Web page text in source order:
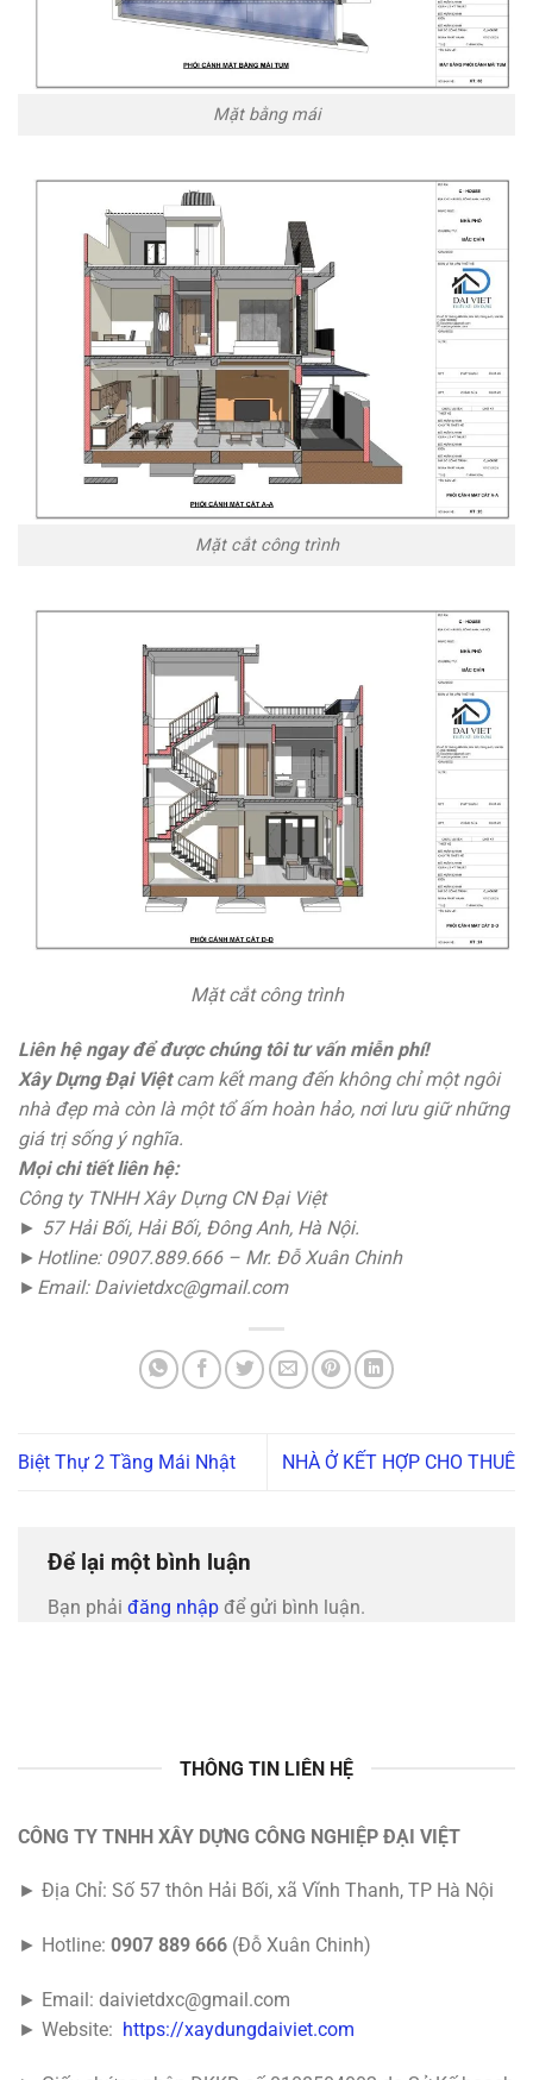
Mặt bằng mái
Mặt cắt công trình
Mặt cắt công trình
Liên hệ ngay để được chúng tôi tư vấn miễn phí!
Xây Dựng Đại Việtcam kết mang đến không chỉ một ngôi
nhà đẹp mà còn là một tổ ấm hoàn hảo, nơi lưu giữ những
giá trị sống ý nghĩa.
Mọi chi tiết liên hệ:
Công ty TNHH Xây Dựng CN Đại Việt
► 57 Hải Bối, Hải Bối, Đông Anh, Hà Nội.
►Hotline: 0907.889.666 – Mr. Đỗ Xuân Chinh
►Email: Daivietdxc@gmail.com
Biệt Thự 2 Tầng Mái Nhật NHÀ Ở KẾT HỢP CHO THUÊ
Để lại một bình luận
Bạn phải đăng nhập để gửi bình luận.
THÔNG TIN LIÊN HỆ
CÔNG TY TNHH XÂY DỰNG CÔNG NGHIỆP ĐẠI VIỆT
► Địa Chỉ: Số 57 thôn Hải Bối, xã Vĩnh Thanh, TP Hà Nội
► Hotline: 0907 889 666 (Đỗ Xuân Chinh)
► Email: daivietdxc@gmail.com
► Website: https://xaydungdaiviet.com